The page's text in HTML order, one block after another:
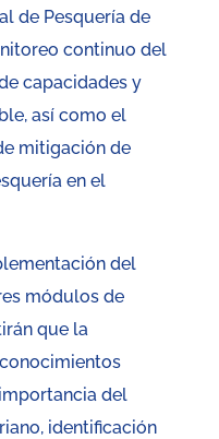
de Pesquería de
continuo del
capacidades y
así como el
mitigación de
en el
del
módulos de
que la
del
identificación